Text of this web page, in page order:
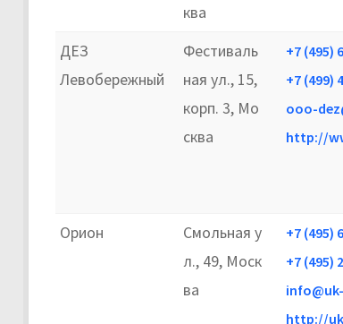
ква
ДЕЗ
Левобережный
Фестиваль
ная ул., 15,
корп. 3, Мо
сква
+7 (495)
+7 (499)
ooo-
http://
Орион
Смольная у
л., 49, Моск
ва
+7 (495)
+7 (495)
http://